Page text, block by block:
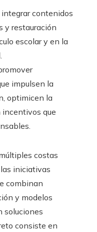
contenidos
y restauración
escolar y en la
impulsen la
optimicen la
que
costas
iniciativas
combinan
y modelos
soluciones
consiste en